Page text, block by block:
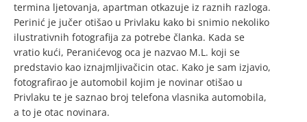
termina ljetovanja, apartman otkazuje iz raznih razloga.
Perinić je jučer otišao u Privlaku kako bi snimio nekoliko
ilustrativnih fotografija za potrebe članka. Kada se
vratio kući, Peranićevog oca je nazvao M.L. koji se
predstavio kao iznajmljivačicin otac. Kako je sam izjavio,
fotografirao je automobil kojim je novinar otišao u
Privlaku te je saznao broj telefona vlasnika automobila,
a to je otac novinara.